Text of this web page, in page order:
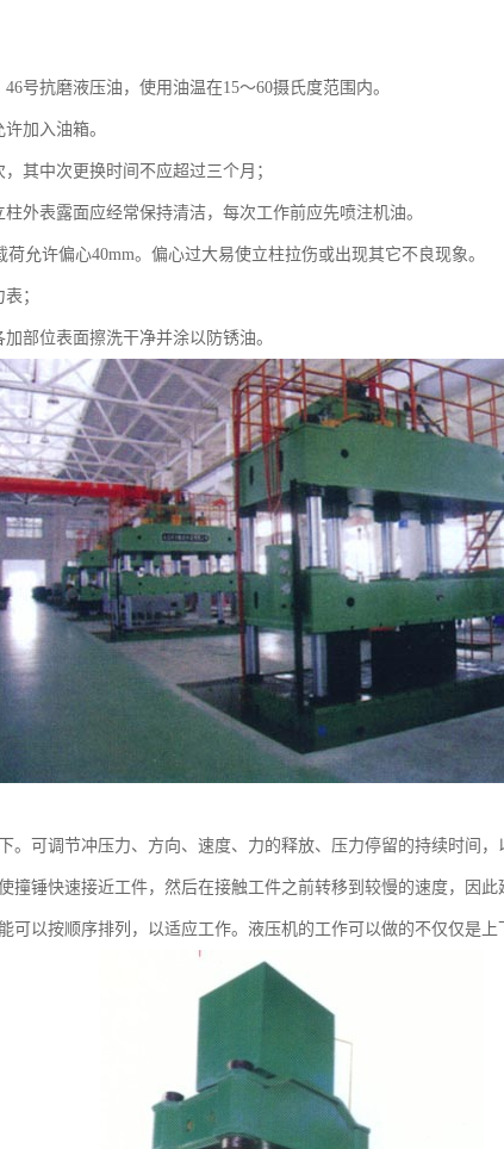
号抗磨液压油，使用油温在15～60摄氏度范围内。
加入油箱。
其中次更换时间不应超过三个月；
外表露面应经常保持清洁，每次工作前应先喷注机油。
允许偏心40mm。偏心过大易使立柱拉伤或出现其它不良现象。
；
部位表面擦洗干净并涂以防锈油。
。可调节冲压力、方向、速度、力的释放、压力停留的持续时间
撞锤快速接近工件，然后在接触工件之前转移到较慢的速度，因
可以按顺序排列，以适应工作。液压机的工作可以做的不仅仅是上